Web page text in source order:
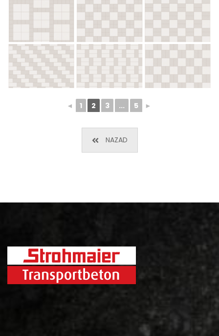
◄ 1 2 3 ... 5 ►
NAZAD